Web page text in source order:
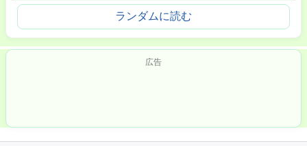
ランダムに読む
広告